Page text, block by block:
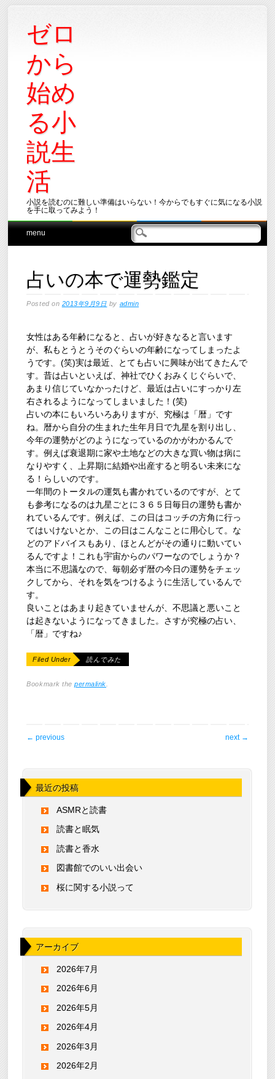
ゼロ
から
始め
る小
説生
活
小説を読むのに難しい準備はいらない！今からでもすぐに気になる小説
を手に取ってみよう！
Main menu
Skip
menu
占いの本で運勢鑑定
Posted on 2013年9月9日 by admin
女性はある年齢になると、占いが好きなると言います
が、私もとうとうそのぐらいの年齢になってしまったよ
うです。(笑)実は最近、とても占いに興味が出てきたんで
す。昔は占いといえば、神社でひくおみくじぐらいで、
あまり信じていなかったけど、最近は占いにすっかり左
右されるようになってしまいました！(笑)
占いの本にもいろいろありますが、究極は「暦」です
ね。暦から自分の生まれた生年月日で九星を割り出し、
今年の運勢がどのようになっているのかがわかるんで
す。例えば衰退期に家や土地などの大きな買い物は病に
なりやすく、上昇期に結婚や出産すると明るい未来にな
る！らしいのです。
一年間のトータルの運気も書かれているのですが、とて
も参考になるのは九星ごとに３６５日毎日の運勢も書か
れているんです。例えば、この日はコッチの方角に行っ
てはいけないとか、この日はこんなことに用心して。な
どのアドバイスもあり、ほとんどがその通りに動いてい
るんですよ！これも宇宙からのパワーなのでしょうか？
本当に不思議なので、毎朝必ず暦の今日の運勢をチェッ
クしてから、それを気をつけるように生活しているんで
す。
良いことはあまり起きていませんが、不思議と悪いこと
は起きないようになってきました。さすが究極の占い、
「暦」ですね♪
Filed Under 読んでみた
Bookmark thepermalink.
post navigation
← previous next →
最近の投稿
ASMRと読書
読書と眠気
読書と香水
図書館でのいい出会い
桜に関する小説って
アーカイブ
2026年7月
2026年6月
2026年5月
2026年4月
2026年3月
2026年2月